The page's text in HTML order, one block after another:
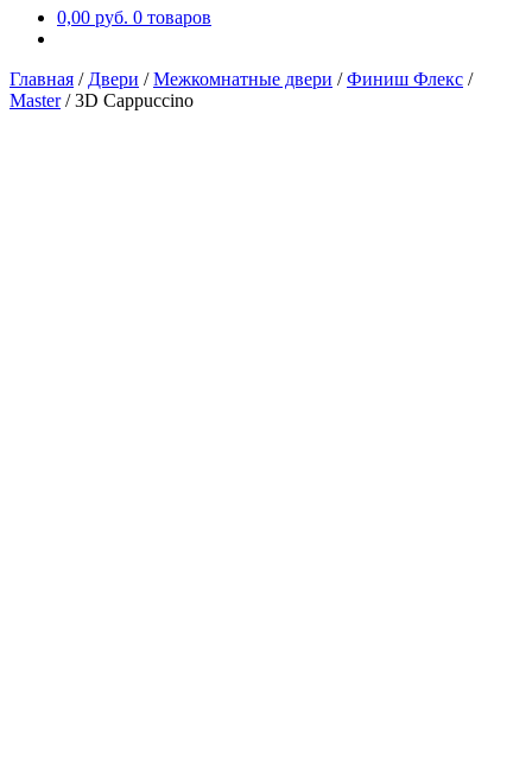
0,00 руб. 0 товаров
Главная / Двери /Межкомнатные двери /Финиш Флекс /
Master/3D Cappuccino